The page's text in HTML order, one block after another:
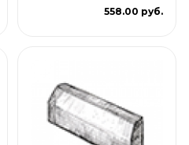
558.00 руб.